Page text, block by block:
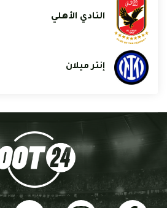
النادي الأهلي
إنتر ميلان